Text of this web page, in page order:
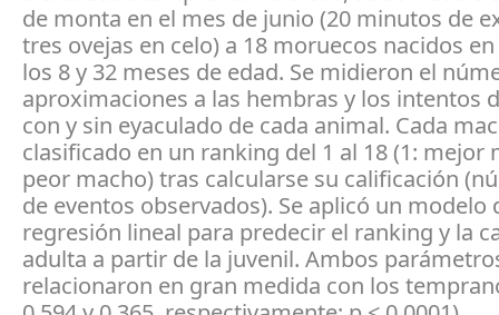
de monta en el mes de junio (20 minutos de
tres ovejas en celo) a 18 moruecos nacidos
los 8 y 32 meses de edad. Se midieron el
aproximaciones a las hembras y los intentos
con y sin eyaculado de cada animal. Cada
clasificado en un ranking del 1 al 18 (1: mejor
peor macho) tras calcularse su calificación
de eventos observados). Se aplicó un modelo
regresión lineal para predecir el ranking y la
adulta a partir de la juvenil. Ambos
relacionaron en gran medida con los